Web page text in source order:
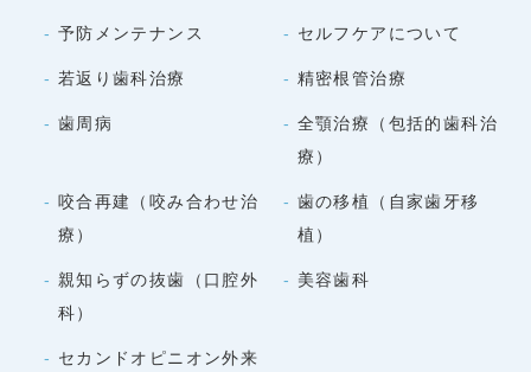
予防メンテナンス セルフケアについて
若返り歯科治療 精密根管治療
歯周病
全顎治療（包括的歯科治
療）
咬合再建（咬み合わせ治
療）
歯の移植（自家歯牙移
植）
親知らずの抜歯（口腔外
科）
美容歯科
セカンドオピニオン外来